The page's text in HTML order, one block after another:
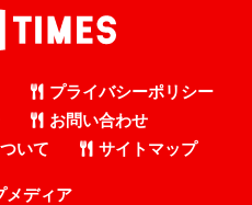
プライバシーポリシー
お問い合わせ
いて
サイトマップ
メディア